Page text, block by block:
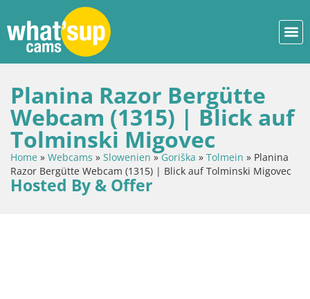
Planina Razor Bergütte
Webcam (1315) | Blick auf
Tolminski Migovec
Home » Webcams » Slowenien »Goriška » Tolmein » Planina
Razor Bergütte Webcam (1315) | Blick auf Tolminski Migovec
Hosted By & Offer